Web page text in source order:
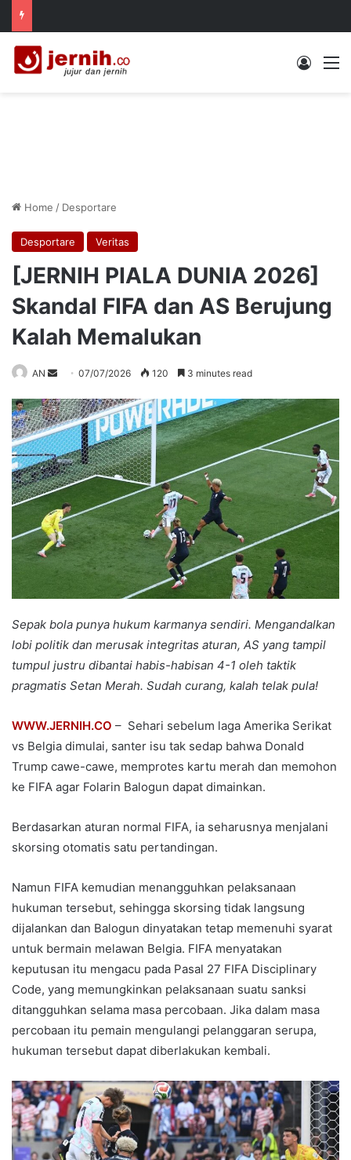
Log In
Home / Desportare
Desportare Veritas
[JERNIH PIALA DUNIA 2026]
Skandal FIFA dan AS Berujung
Kalah Memalukan
AN
Send
email
07/07/2026 120 3 minutes read
Sepak bola punya hukum karmanya sendiri. Mengandalkan
lobi politik dan merusak integritas aturan, AS yang tampil
tumpul justru dibantai habis-habisan 4-1 oleh taktik
pragmatis Setan Merah. Sudah curang, kalah telak pula!
WWW.JERNIH.CO – Sehari sebelum laga Amerika Serikat
vs Belgia dimulai, santer isu tak sedap bahwa Donald
Trump cawe-cawe, memprotes kartu merah dan memohon
ke FIFA agar Folarin Balogun dapat dimainkan.
Berdasarkan aturan normal FIFA, ia seharusnya menjalani
skorsing otomatis satu pertandingan.
Namun FIFA kemudian menangguhkan pelaksanaan
hukuman tersebut, sehingga skorsing tidak langsung
dijalankan dan Balogun dinyatakan tetap memenuhi syarat
untuk bermain melawan Belgia. FIFA menyatakan
keputusan itu mengacu pada Pasal 27 FIFA Disciplinary
Code, yang memungkinkan pelaksanaan suatu sanksi
ditangguhkan selama masa percobaan. Jika dalam masa
percobaan itu pemain mengulangi pelanggaran serupa,
hukuman tersebut dapat diberlakukan kembali.